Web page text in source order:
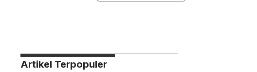
Artikel Terpopuler